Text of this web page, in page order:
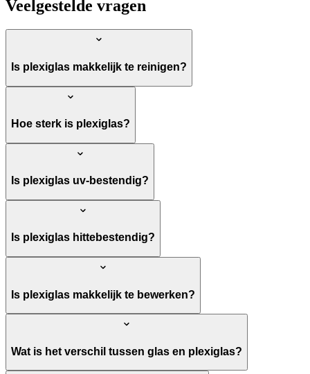
Veelgestelde vragen
Is plexiglas makkelijk te reinigen?
Hoe sterk is plexiglas?
Is plexiglas uv-bestendig?
Is plexiglas hittebestendig?
Is plexiglas makkelijk te bewerken?
Wat is het verschil tussen glas en plexiglas?